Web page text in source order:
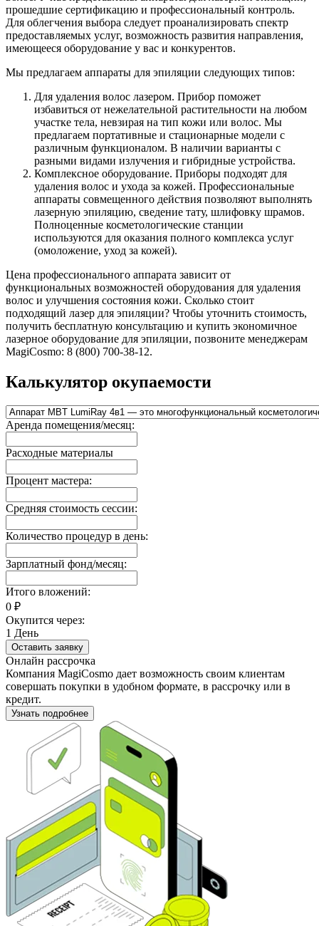
прошедшие сертификацию и профессиональный контроль.
Для облегчения выбора следует проанализировать спектр
предоставляемых услуг, возможность развития направления,
имеющееся оборудование у вас и конкурентов.
Мы предлагаем аппараты для эпиляции следующих типов:
Для удаления волос лазером. Прибор поможет
избавиться от нежелательной растительности на любом
участке тела, невзирая на тип кожи или волос. Мы
предлагаем портативные и стационарные модели с
различным функционалом. В наличии варианты с
разными видами излучения и гибридные устройства.
Комплексное оборудование. Приборы подходят для
удаления волос и ухода за кожей. Профессиональные
аппараты совмещенного действия позволяют выполнять
лазерную эпиляцию, сведение тату, шлифовку шрамов.
Полноценные косметологические станции
используются для оказания полного комплекса услуг
(омоложение, уход за кожей).
Цена профессионального аппарата зависит от
функциональных возможностей оборудования для удаления
волос и улучшения состояния кожи. Сколько стоит
подходящий лазер для эпиляции? Чтобы уточнить стоимость,
получить бесплатную консультацию и купить экономичное
лазерное оборудование для эпиляции, позвоните менеджерам
MagiCosmo: 8 (800) 700-38-12.
Калькулятор окупаемости
Аренда помещения/месяц:
Расходные материалы
Процент мастера:
Средняя стоимость сессии:
Количество процедур в день:
Зарплатный фонд/месяц:
Итого вложений:
0 ₽
Окупится через:
1 День
Оставить заявку
Онлайн рассрочка
Компания MagiCosmo дает возможность своим клиентам
совершать покупки в удобном формате, в рассрочку или в
кредит.
Узнать подробнее